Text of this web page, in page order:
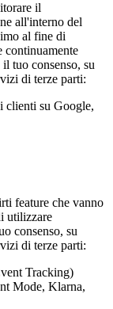
il
all'interno del
al fine di
continuamente
tuo consenso, su
di terze parti:
clienti su Google,
feature che vanno
utilizzare
consenso, su
di terze parti:
Tracking)
Mode, Klarna,